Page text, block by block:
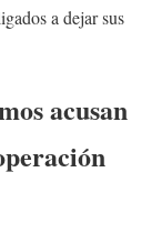
a dejar sus
acusan